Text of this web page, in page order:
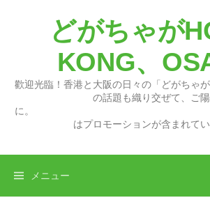
どがちゃが
KONG、
歡迎光臨！香港と大阪の日々の「どがちゃ
の話題も織り交ぜて、ご
に。 ＜本
はプロモーションが含まれて
メニュー